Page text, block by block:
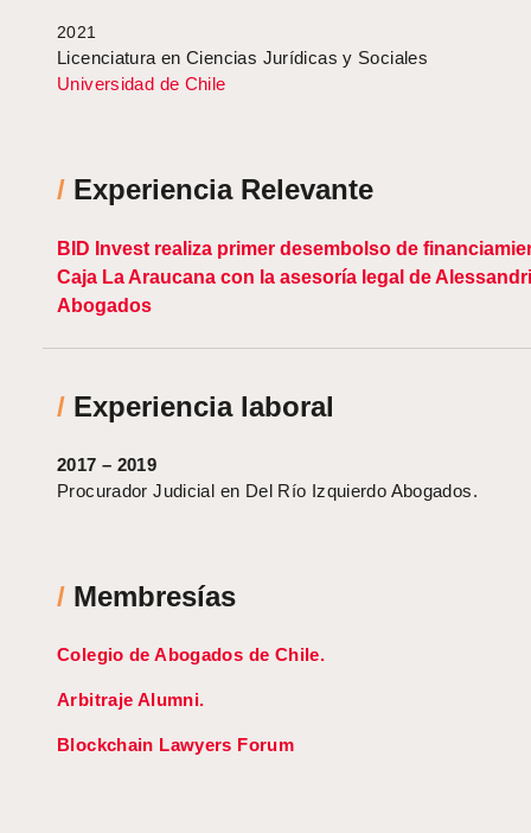
2021
Licenciatura en Ciencias Jurídicas y Sociales
Universidad de Chile
/ Experiencia Relevante
BID Invest realiza primer desembolso de
Caja La Araucana con la asesoría legal de Alessandri
Abogados
/ Experiencia laboral
2017 – 2019
Procurador Judicial en Del Río Izquierdo Abogados.
/ Membresías
Colegio de Abogados de Chile.
Arbitraje Alumni.
Blockchain Lawyers Forum